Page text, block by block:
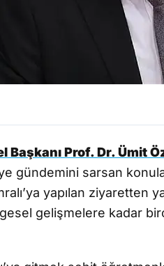
Başkanı Prof. Dr. Ümit
gündemini sarsan
yapılan ziyaretten
gelişmelere kadar